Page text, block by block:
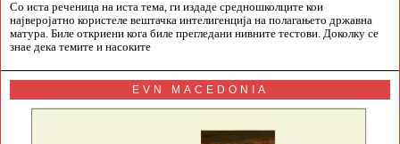
Со иста реченица на иста тема, ги издаде средношколците кои
најверојатно користеле вештачка интелигенција на полагањето државна
матура. Биле откриени кога биле прегледани нивните тестови. Доколку се
знае дека темите и насоките
EVN MACEDONIA